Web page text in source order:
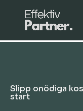
Slipp onödiga
start